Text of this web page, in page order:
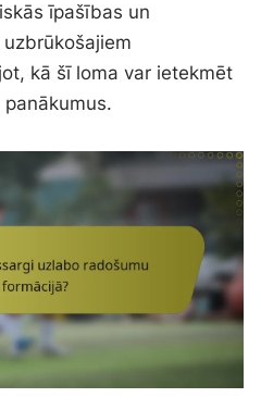
īpašības un
kā šī loma var ietekmēt